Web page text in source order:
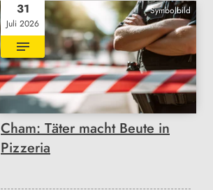
Symbolbild
31
Juli 2026
Cham: Täter macht Beute in
Pizzeria